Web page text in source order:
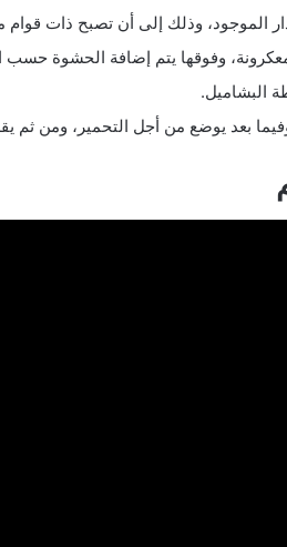
الموجود، وذلك إلى أن تصبح ذات قوام
وفوقها يتم إضافة الحشوة حسب
البشاميل.
بعد يوضع من أجل التحمير، ومن ثم